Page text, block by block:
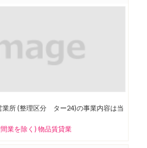
所 (整理区分 ター24)の事業内容は当
業を除く) 物品賃貸業